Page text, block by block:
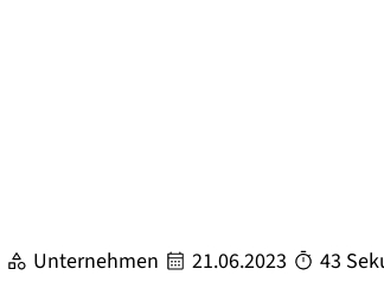
Unternehmen 21.06.2023
43